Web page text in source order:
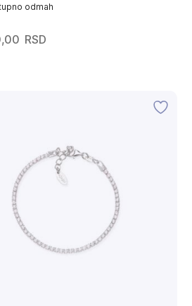
odmah
RSD